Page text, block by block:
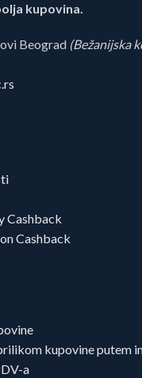
kupovina.
Beograd (Bežanijska
Cashback
Cashback
kupovine putem
a